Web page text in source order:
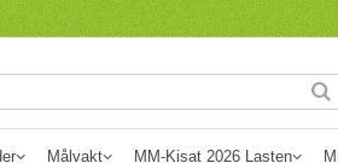
Målvakt MM-Kisat 2026 Lasten